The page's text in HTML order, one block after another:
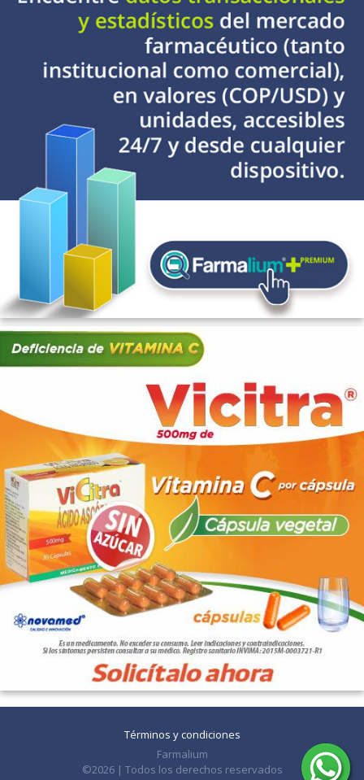
Términos y condiciones
Farmalium
©2026 | Todos los derechos reservados